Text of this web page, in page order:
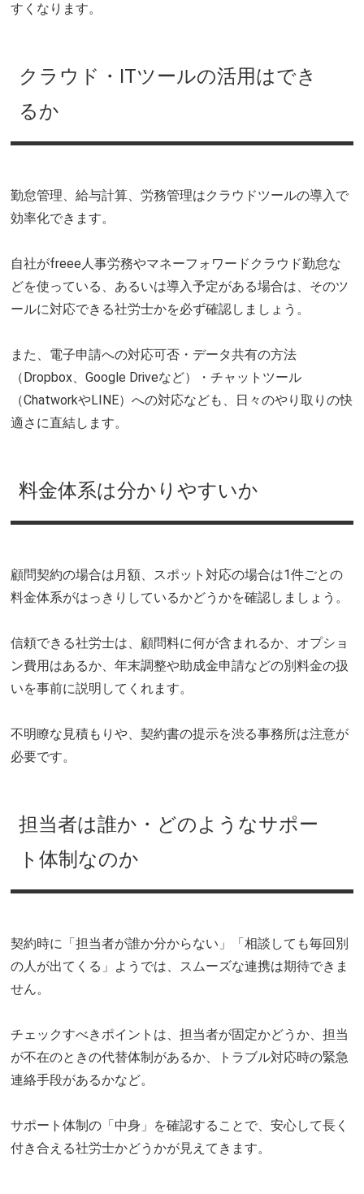
すくなります。
クラウド・ITツールの活用はでき
るか
勤怠管理、給与計算、労務管理はクラウドツールの導入で
効率化できます。
自社がfreee人事労務やマネーフォワードクラウド勤怠な
どを使っている、あるいは導入予定がある場合は、そのツ
ールに対応できる社労士かを必ず確認しましょう。
また、電子申請への対応可否・データ共有の方法
（Dropbox、Google Driveなど）・チャットツール
（ChatworkやLINE）への対応なども、日々のやり取りの快
適さに直結します。
料金体系は分かりやすいか
顧問契約の場合は月額、スポット対応の場合は1件ごとの
料金体系がはっきりしているかどうかを確認しましょう。
信頼できる社労士は、顧問料に何が含まれるか、オプショ
ン費用はあるか、年末調整や助成金申請などの別料金の扱
いを事前に説明してくれます。
不明瞭な見積もりや、契約書の提示を渋る事務所は注意が
必要です。
担当者は誰か・どのようなサポー
ト体制なのか
契約時に「担当者が誰か分からない」「相談しても毎回別
の人が出てくる」ようでは、スムーズな連携は期待できま
せん。
チェックすべきポイントは、担当者が固定かどうか、担当
が不在のときの代替体制があるか、トラブル対応時の緊急
連絡手段があるかなど。
サポート体制の「中身」を確認することで、安心して長く
付き合える社労士かどうかが見えてきます。